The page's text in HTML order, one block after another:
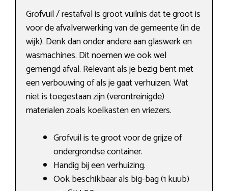
Grofvuil / restafval is groot vuilnis dat te groot is
voor de afvalverwerking van de gemeente (in de
wijk). Denk dan onder andere aan glaswerk en
wasmachines. Dit noemen we ook wel
gemengd afval. Relevant als je bezig bent met
een verbouwing of als je gaat verhuizen. Wat
niet is toegestaan zijn (verontreinigde)
materialen zoals koelkasten en vriezers.
Grofvuil is te groot voor de grijze of
ondergrondse container.
Handig bij een verhuizing.
Ook beschikbaar als big-bag (1 kuub)